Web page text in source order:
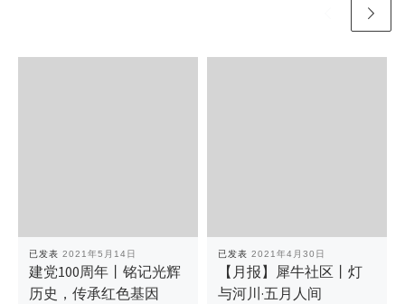
已发表 2021年5月14日
建党100周年丨铭记光辉
历史，传承红色基因
已发表 2021年4月30日
【月报】犀牛社区丨灯
与河川·五月人间